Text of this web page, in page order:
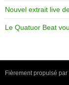
Nouvel extrait live
Le Quatuor Beat
Fièrement propulsé